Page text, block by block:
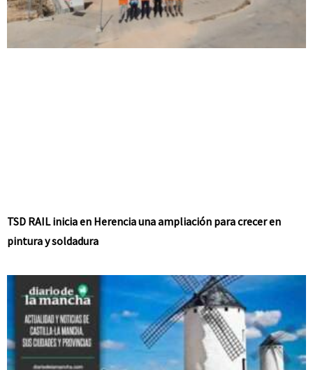
TSD RAIL inicia en Herencia una ampliación para crecer en
pintura y soldadura